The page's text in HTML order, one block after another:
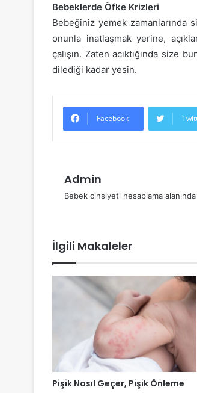
Bebeklerde Öfke Krizleri
Bebeğiniz yemek
onunla inatlaşmak yerine,
çalışın. Zaten acıktığında size
dilediği kadar yesin.
Facebook
Admin
Bebek cinsiyeti hesaplama
İlgili Makaleler
Pişik Nasıl Geçer, Pişik Önleme